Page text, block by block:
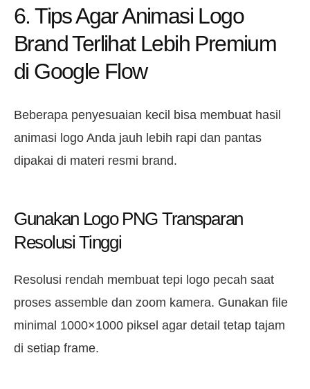
6. Tips Agar Animasi Logo
Brand Terlihat Lebih Premium
di Google Flow
Beberapa penyesuaian kecil bisa membuat hasil
animasi logo Anda jauh lebih rapi dan pantas
dipakai di materi resmi brand.
Gunakan Logo PNG Transparan
Resolusi Tinggi
Resolusi rendah membuat tepi logo pecah saat
proses assemble dan zoom kamera. Gunakan file
minimal 1000×1000 piksel agar detail tetap tajam
di setiap frame.